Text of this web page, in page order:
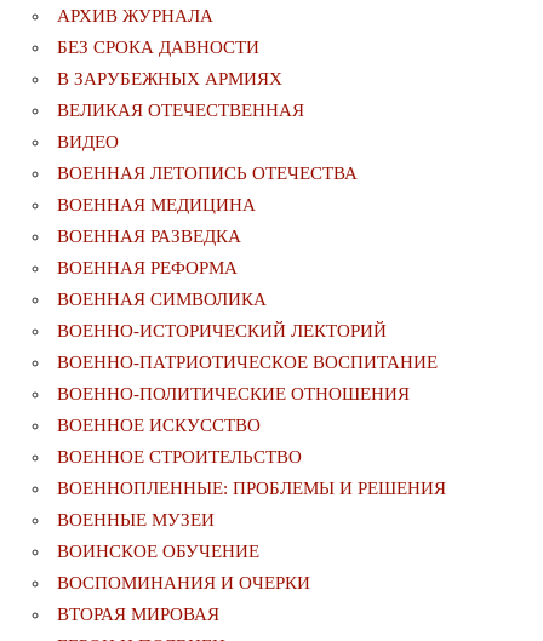
АРХИВ ЖУРНАЛА
БЕЗ СРОКА ДАВНОСТИ
В ЗАРУБЕЖНЫХ АРМИЯХ
ВЕЛИКАЯ ОТЕЧЕСТВЕННАЯ
ВИДЕО
ВОЕННАЯ ЛЕТОПИСЬ ОТЕЧЕСТВА
ВОЕННАЯ МЕДИЦИНА
ВОЕННАЯ РАЗВЕДКА
ВОЕННАЯ РЕФОРМА
ВОЕННАЯ СИМВОЛИКА
ВОЕННО-ИСТОРИЧЕСКИЙ ЛЕКТОРИЙ
ВОЕННО-ПАТРИОТИЧЕСКОЕ ВОСПИТАНИЕ
ВОЕННО-ПОЛИТИЧЕСКИE ОТНОШЕНИЯ
ВОЕННОЕ ИСКУССТВО
ВОЕННОЕ СТРОИТЕЛЬСТВО
ВОЕННОПЛЕННЫЕ: ПРОБЛЕМЫ И РЕШЕНИЯ
ВОЕННЫЕ МУЗЕИ
ВОИНСКОЕ ОБУЧЕНИЕ
ВОСПОМИНАНИЯ И ОЧЕРКИ
ВТОРАЯ МИРОВАЯ